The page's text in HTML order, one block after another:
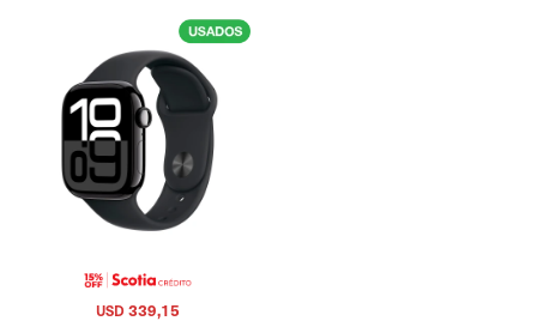
USD 339,15